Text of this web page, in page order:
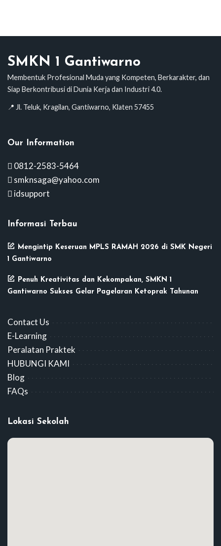
SMKN 1 Gantiwarno
Membentuk Profesional Muda yang Kompeten, Berkarakter, dan
Siap Berkontribusi di Dunia Kerja dan Industri 4.0.
📍 Jl. Teluk, Kragilan, Gantiwarno, Klaten 57455
Our Information
0812-2583-5464
smknsaga@yahoo.com
idsupport
Informasi Terbau
Mengintip Keseruan MPLS RAMAH 2026 di SMK Negeri
1 Gantiwarno
Penuh Kreativitas dan Kekompakan, SMKN 1
Gantiwarno Sukses Gelar Pagelaran Ketoprak Tahunan
Contact Us
E-Learning
Peralatan Praktek
HUBUNGI KAMI
Blog
FAQs
Lokasi Sekolah